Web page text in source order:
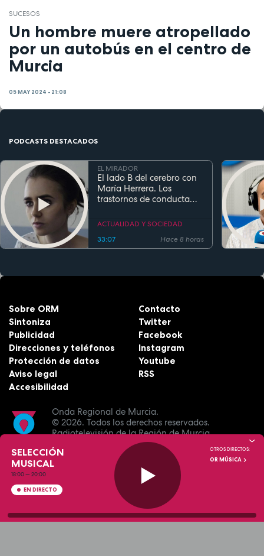
SUCESOS
Un hombre muere atropellado
por un autobús en el centro de
Murcia
05 MAY 2024 - 21:08
PODCASTS DESTACADOS
EL MIRADOR
El lado B del cerebro con
María Herrera. Los
trastornos de conducta
ACTUALIDAD Y SOCIEDAD
33:07
Hace 8 horas
Onda Regional de Murcia.
© 2026. Todos los derechos reservados.
Radiotelevisión de la Región de Murcia.
Sobre ORM
Sintoniza
Publicidad
Direcciones y teléfonos
Protección de datos
Aviso legal
Accesibilidad
Contacto
Twitter
Facebook
Instagram
Youtube
RSS
SELECCIÓN
MUSICAL
18:00—20:00
EN DIRECTO
OTROS DIRECTOS:
OR MÚSICA